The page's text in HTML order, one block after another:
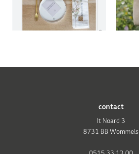
contact
It Noard 3
8731 BB Wommels